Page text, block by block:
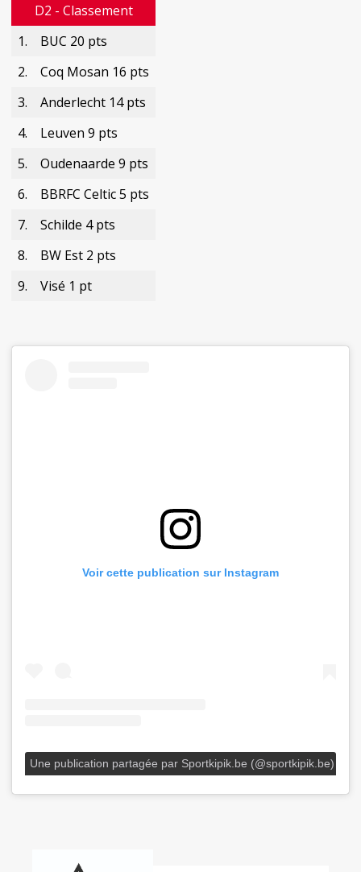
D2 - Classement
1.
BUC 20 pts
2.
Coq Mosan 16 pts
3.
Anderlecht 14 pts
4.
Leuven 9 pts
5.
Oudenaarde 9 pts
6.
BBRFC Celtic 5 pts
7.
Schilde 4 pts
8.
BW Est 2 pts
9.
Visé 1 pt
Voir cette publication sur Instagram
Une publication partagée par Sportkipik.be (@sportkipik.be)